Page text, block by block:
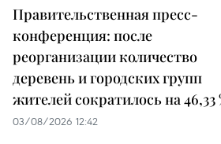
Правительственная пресс-
конференция: после
реорганизации количество
деревень и городских групп
жителей сократилось на 46,33
03/08/2026 12:42